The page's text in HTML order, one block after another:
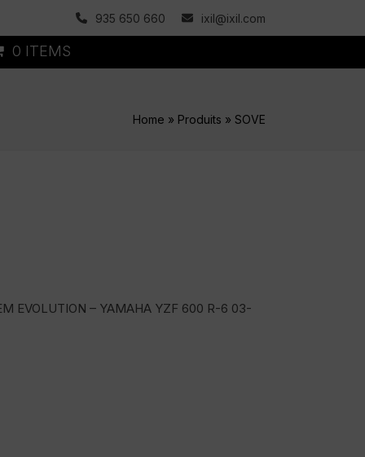
935 650 660 ixil@ixil.com
0 ITEMS
Home » Produits » SOVE
EVOLUTION – YAMAHA YZF 600 R-6 03-